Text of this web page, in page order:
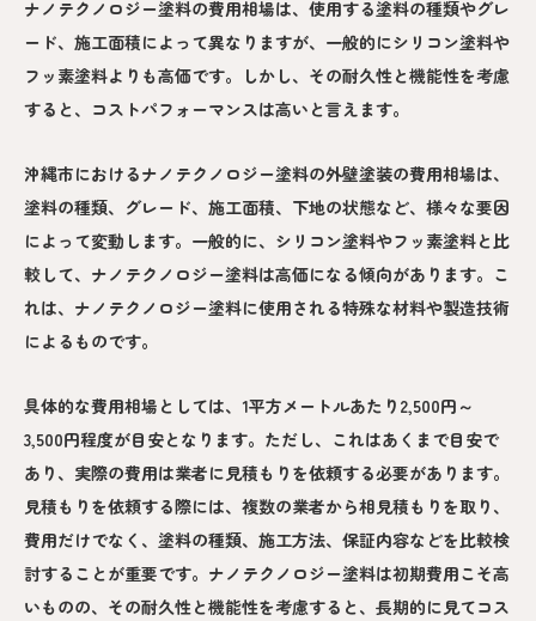
ナノテクノロジー塗料の費用相場は、使用する塗料の種類やグレ
ード、施工面積によって異なりますが、一般的にシリコン塗料や
フッ素塗料よりも高価です。しかし、その耐久性と機能性を考慮
すると、コストパフォーマンスは高いと言えます。
沖縄市におけるナノテクノロジー塗料の外壁塗装の費用相場は、
塗料の種類、グレード、施工面積、下地の状態など、様々な要因
によって変動します。一般的に、シリコン塗料やフッ素塗料と比
較して、ナノテクノロジー塗料は高価になる傾向があります。こ
れは、ナノテクノロジー塗料に使用される特殊な材料や製造技術
によるものです。
具体的な費用相場としては、1平方メートルあたり2,500円～
3,500円程度が目安となります。ただし、これはあくまで目安で
あり、実際の費用は業者に見積もりを依頼する必要があります。
見積もりを依頼する際には、複数の業者から相見積もりを取り、
費用だけでなく、塗料の種類、施工方法、保証内容などを比較検
討することが重要です。ナノテクノロジー塗料は初期費用こそ高
いものの、その耐久性と機能性を考慮すると、長期的に見てコス